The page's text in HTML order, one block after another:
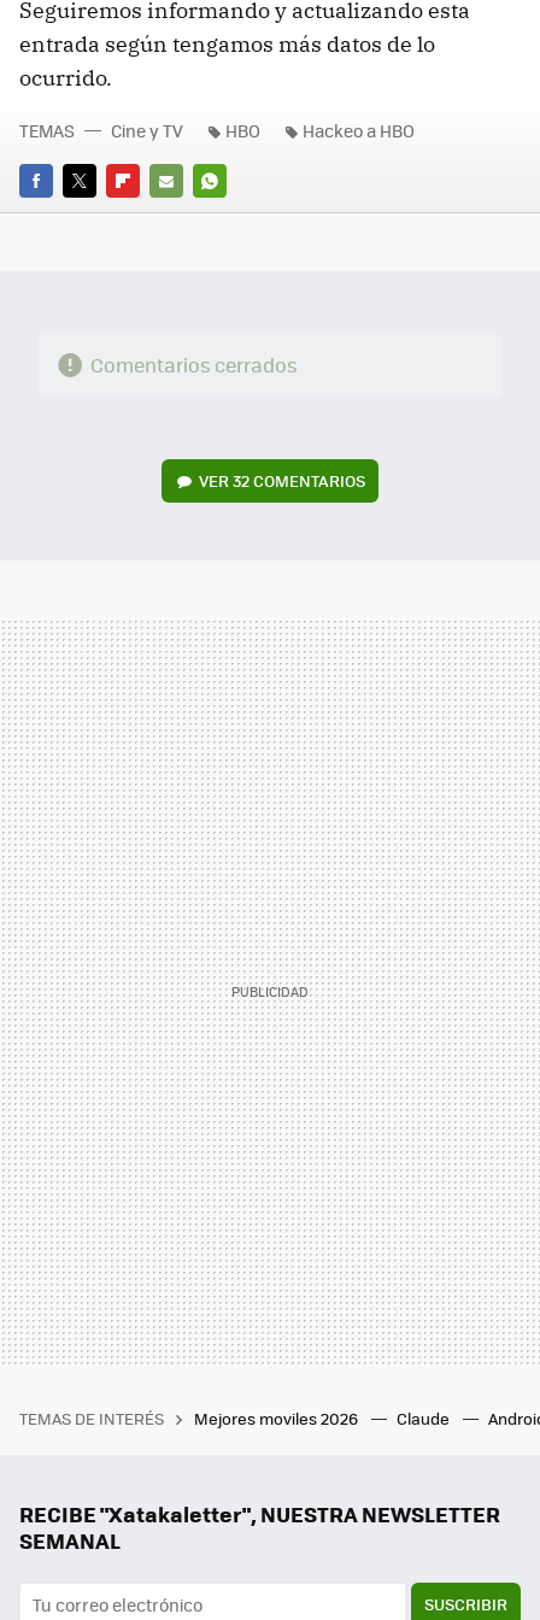
Seguiremos informando y actualizando esta
entrada según tengamos más datos de lo
ocurrido.
FACEBOOK
TWITTERFLIPBOARD
E-
WHATSAPP
TEMAS Cine y TV HBO Hackeo a HBO
Comentarios cerrados
VER32 COMENTARIOS
TEMAS DE INTERÉS Mejores moviles 2026 Claude
RECIBE "Xatakaletter", NUESTRA NEWSLETTER
SEMANAL
SUSCRIBIR